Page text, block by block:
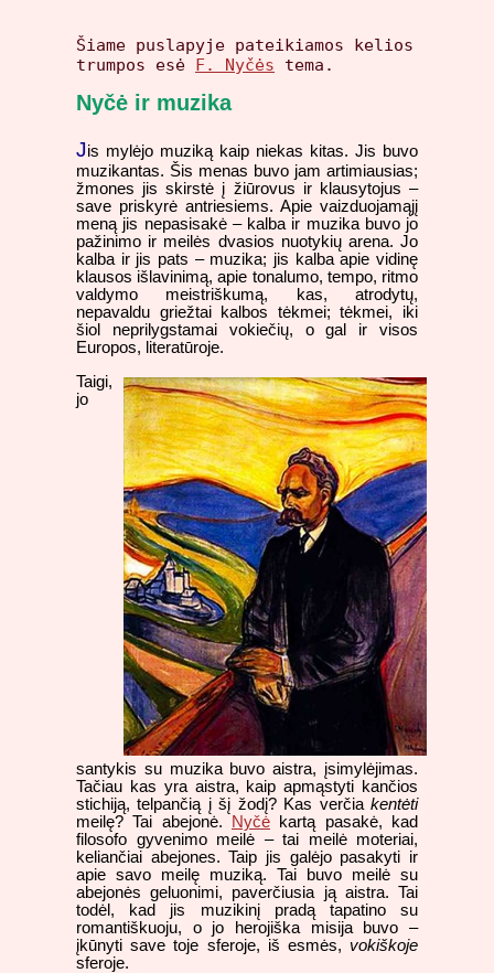
Šiame puslapyje pateikiamos kelios
trumpos esė F. Nyčės tema.
Nyčė ir muzika
Jis mylėjo muziką kaip niekas kitas. Jis buvo
muzikantas. Šis menas buvo jam artimiausias;
žmones jis skirstė į žiūrovus ir klausytojus –
save priskyrė antriesiems. Apie vaizduojamąjį
meną jis nepasisakė – kalba ir muzika buvo jo
pažinimo ir meilės dvasios nuotykių arena. Jo
kalba ir jis pats – muzika; jis kalba apie vidinę
klausos išlavinimą, apie tonalumo, tempo, ritmo
valdymo meistriškumą, kas, atrodytų,
nepavaldu griežtai kalbos tėkmei; tėkmei, iki
šiol neprilygstamai vokiečių, o gal ir visos
Europos, literatūroje.
Taigi,
jo
santykis su muzika buvo aistra, įsimylėjimas.
Tačiau kas yra aistra, kaip apmąstyti kančios
stichiją, telpančią į šį žodį? Kas verčia kentėti
meilę? Tai abejonė.
Nyčė kartą pasakė, kad
filosofo gyvenimo meilė – tai meilė moteriai,
keliančiai abejones. Taip jis galėjo pasakyti ir
apie savo meilę muziką. Tai buvo meilė su
abejonės geluonimi, paverčiusia ją aistra. Tai
todėl, kad jis muzikinį pradą tapatino su
romantiškuoju, o jo herojiška misija buvo –
įkūnyti save toje sferoje, iš esmės, vokiškoje
sferoje.